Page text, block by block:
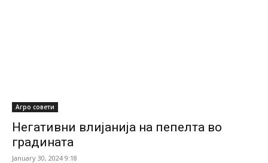
Агро совети
Негативни влијанија на пепелта во
градината
January 30, 2024 9:18